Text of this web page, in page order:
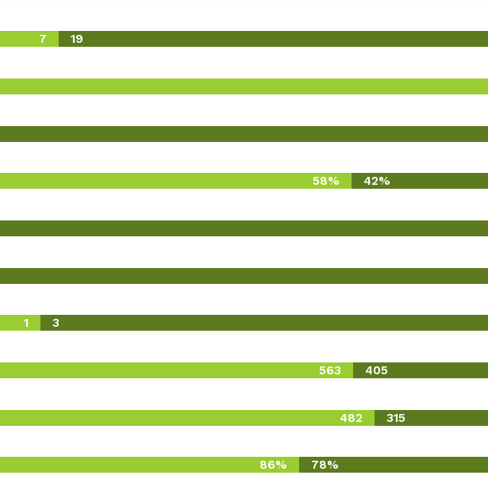
7 19
58% 42%
1 3
563 405
482 315
86% 78%